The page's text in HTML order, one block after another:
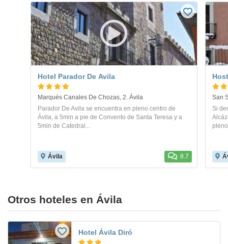
Hotel Parador De Avila
Marqués Canales De Chozas, 2. Ávila
Parador De Avila se encuentra en pleno centro de
Ávila, a 5min a pie de Convento de Santa Teresa y a
5min de Catedral...
Ávila 8.7
San
Si
Otros hoteles en Ávila
Hotel Ávila Diró